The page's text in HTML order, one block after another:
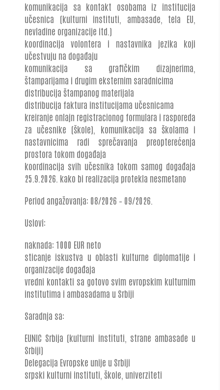
komunikacija sa kontakt osobama iz institucija
učesnica (kulturni instituti, ambasade, tela EU,
nevladine organizacije itd.)
koordinacija volontera i nastavnika jezika koji
učestvuju na događaju
komunikacija sa grafičkim dizajnerima,
štamparijama i drugim eksternim saradnicima
distribucija štampanog materijala
distribucija faktura institucijama učesnicama
kreiranje onlajn registracionog formulara i rasporeda
za učesnike (škole), komunikacija sa školama i
nastavnicima radi sprečavanja preopterećenja
prostora tokom događaja
koordinacija svih učesnika tokom samog događaja
25.9.2026. kako bi realizacija protekla nesmetano
Period angažovanja: 08/2026 – 09/2026.
Uslovi:
naknada: 1000 EUR neto
sticanje iskustva u oblasti kulturne diplomatije i
organizacije događaja
vredni kontakti sa gotovo svim evropskim kulturnim
institutima i ambasadama u Srbiji
Saradnja sa:
EUNIC Srbija (kulturni instituti, strane ambasade u
Srbiji)
Delegacija Evropske unije u Srbiji
srpski kulturni instituti, škole, univerziteti